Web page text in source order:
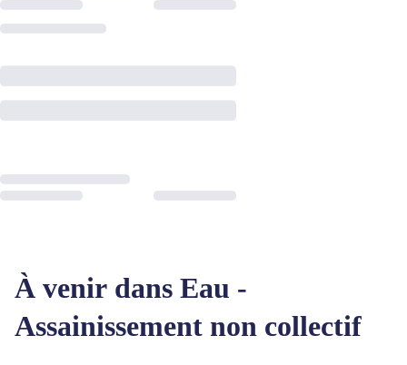
À venir dans Eau -
Assainissement non collectif